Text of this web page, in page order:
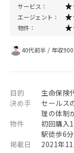
サービス：
エージェント：
物件：
40代前半 / 年収
目的
生命保険
決め手
セールス
理の体制
物件
初回購入
駅徒歩6
掲載日
2021年